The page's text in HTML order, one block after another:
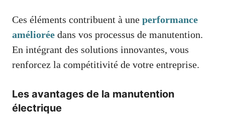
Ces éléments contribuent à une performance
améliorée dans vos processus de manutention.
En intégrant des solutions innovantes, vous
renforcez la compétitivité de votre entreprise.
Les avantages de la manutention
électrique